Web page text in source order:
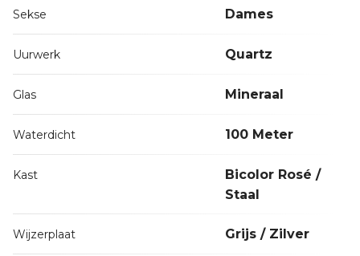
Sekse Dames
Uurwerk Quartz
Glas Mineraal
Waterdicht 100 Meter
Kast
Bicolor Rosé /
Staal
Wijzerplaat Grijs / Zilver